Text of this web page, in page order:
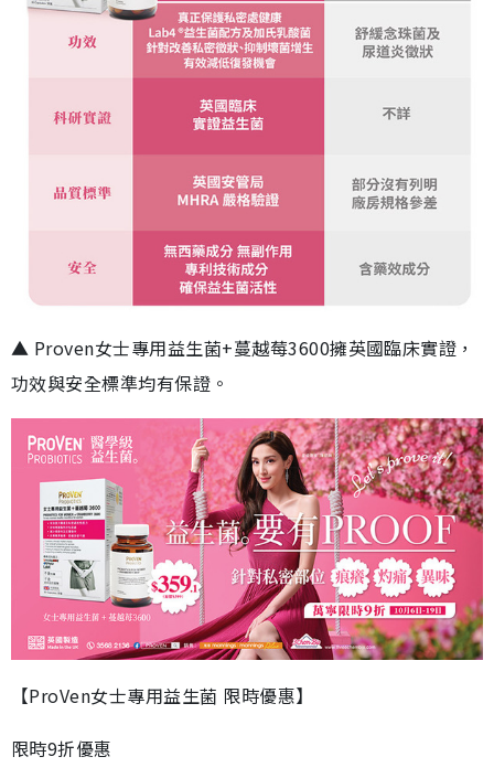
▲ Proven女士專用益生菌+蔓越莓3600擁英國臨床實證，
功效與安全標準均有保證。
【ProVen女士專用益生菌 限時優惠】
限時9折優惠